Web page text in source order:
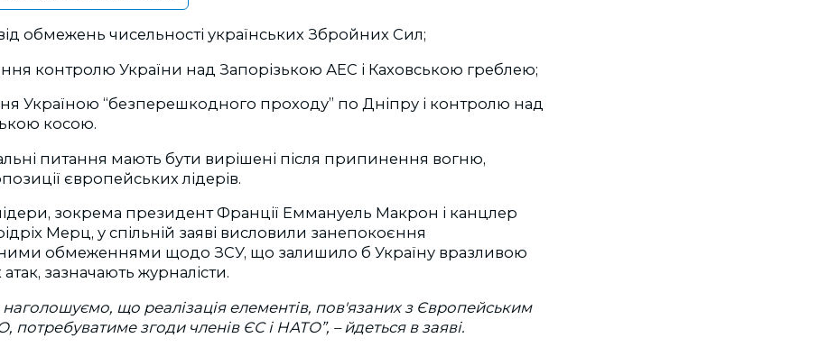
обмежень чисельності українських Збройних Сил;
контролю України над Запорізькою АЕС і Каховською греблею;
Україною “безперешкодного проходу” по Дніпру і контролю над
косою.
питання мають бути вирішені після припинення вогню,
європейських лідерів.
зокрема президент Франції Еммануель Макрон і канцлер
Мерц, у спільній заяві висловили занепокоєння
обмеженнями щодо ЗСУ, що залишило б Україну вразливою
зазначають журналісти.
що реалізація елементів, пов'язаних з Європейським
потребуватиме згоди членів ЄС і НАТО”, –йдеться в заяві.